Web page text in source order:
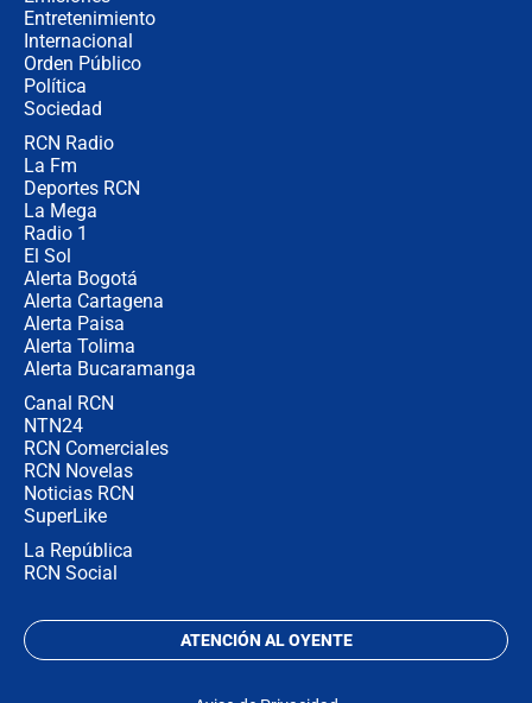
Entretenimiento
Internacional
Orden Público
Política
Sociedad
RCN Radio
La Fm
Deportes RCN
La Mega
Radio 1
El Sol
Alerta Bogotá
Alerta Cartagena
Alerta Paisa
Alerta Tolima
Alerta Bucaramanga
Canal RCN
NTN24
RCN Comerciales
RCN Novelas
Noticias RCN
SuperLike
La República
RCN Social
ATENCIÓN AL OYENTE